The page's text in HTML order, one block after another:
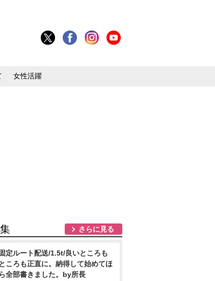
女性活躍
さらに見る
定ルート配送/1.5t/良いところも
ころも正直に。納得して始めてほ
全部書きました。by所長